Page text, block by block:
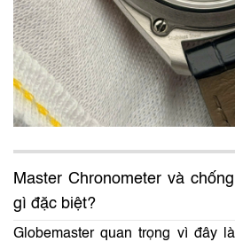
Master Chronometer và
gì đặc biệt?
Globemaster quan trọng vì đây